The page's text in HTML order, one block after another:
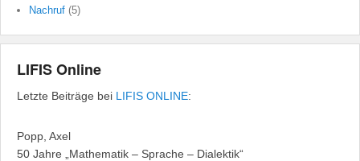
Nachruf (5)
LIFIS Online
Letzte Beiträge bei LIFIS ONLINE:
Popp, Axel
50 Jahre „Mathematik – Sprache – Dialektik“